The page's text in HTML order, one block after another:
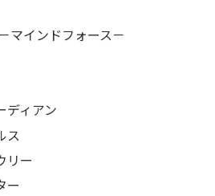
マインドフォース－
ディアン
ス
リー
ー